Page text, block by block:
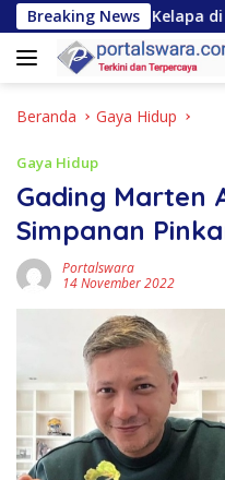
Langsung
ke
konten
Breaking News
Kelapa di Nias Utara
Beranda Gaya Hidup
Gaya Hidup
Gading Marten
Simpanan
Portalswara
14 November 2022